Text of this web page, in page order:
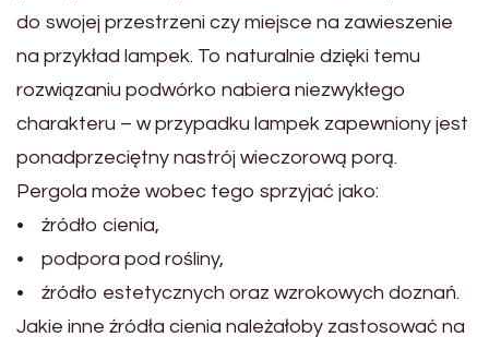
do swojej przestrzeni czy miejsce na zawieszenie
na przykład lampek. To naturalnie dzięki temu
rozwiązaniu podwórko nabiera niezwykłego
charakteru – w przypadku lampek zapewniony jest
ponadprzeciętny nastrój wieczorową porą.
Pergola może wobec tego sprzyjać jako:
• źródło cienia,
• podpora pod rośliny,
• źródło estetycznych oraz wzrokowych doznań.
Jakie inne źródła cienia należałoby zastosować na